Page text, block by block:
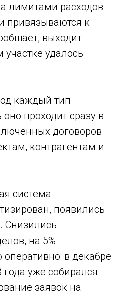
лимитами расходов
привязываются к
выходит
удалось
каждый тип
проходит сразу в
договоров
контрагентам и
система
появились
Снизились
на 5%
в декабре
уже собирался
заявок на